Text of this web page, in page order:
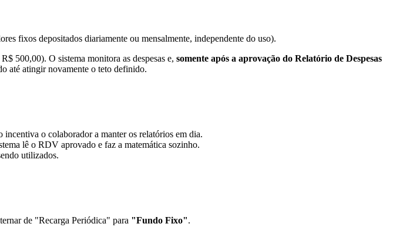
fixos depositados diariamente ou mensalmente, independente do uso).
500,00). O sistema monitora as despesas e, somente após a aprovação do Relatório de Despesas
até atingir novamente o teto definido.
incentiva o colaborador a manter os relatórios em dia.
lê o RDV aprovado e faz a matemática sozinho.
utilizados.
de "Recarga Periódica" para "Fundo Fixo".